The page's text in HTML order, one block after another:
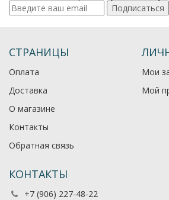
Подписаться
СТРАНИЦЫ
Оплата
Доставка
О магазине
Контакты
Обратная связь
Мои
Мой
КОНТАКТЫ
+7 (906) 227-48-22